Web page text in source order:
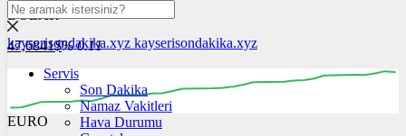
DOLAR
47,6841$% 0.11
00:00 00:00
EURO
kayserisondakika.xyz kayserisondakika.xyz
Servis
Son Dakika
Namaz Vakitleri
Hava Durumu